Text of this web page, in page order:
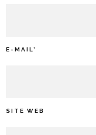
E-MAIL*
SITE WEB